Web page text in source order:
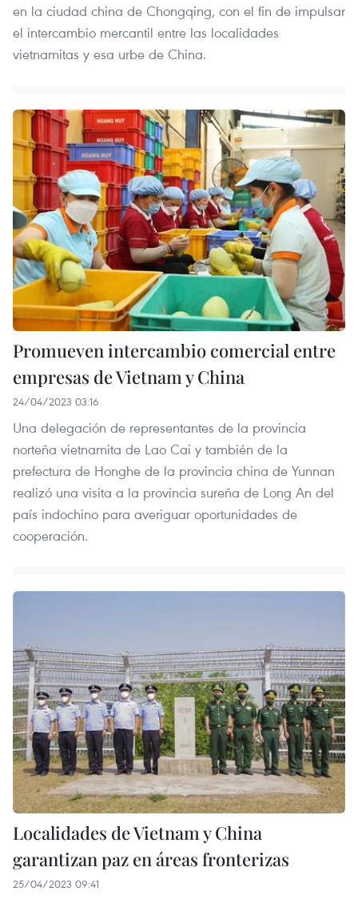
en la ciudad china de Chongqing, con el fin de impulsar
el intercambio mercantil entre las localidades
vietnamitas y esa urbe de China.
Promueven intercambio comercial entre
empresas de Vietnam y China
24/04/2023 03:16
Una delegación de representantes de la provincia
norteña vietnamita de Lao Cai y también de la
prefectura de Honghe de la provincia china de Yunnan
realizó una visita a la provincia sureña de Long An del
país indochino para averiguar oportunidades de
cooperación.
Localidades de Vietnam y China
garantizan paz en áreas fronterizas
25/04/2023 09:41